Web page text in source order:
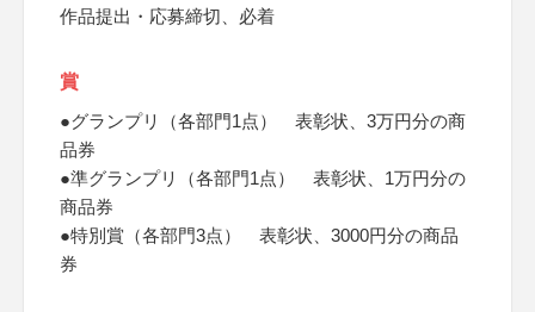
作品提出・応募締切、必着
賞
●グランプリ（各部門1点） 表彰状、3万円分の商
品券
●準グランプリ（各部門1点） 表彰状、1万円分の
商品券
●特別賞（各部門3点） 表彰状、3000円分の商品
券